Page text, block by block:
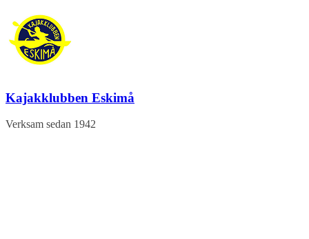
till
innehåll
Kajakklubben Eskimå
Verksam sedan 1942